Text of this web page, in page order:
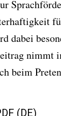
dabei
nimmt
beim
(DE)